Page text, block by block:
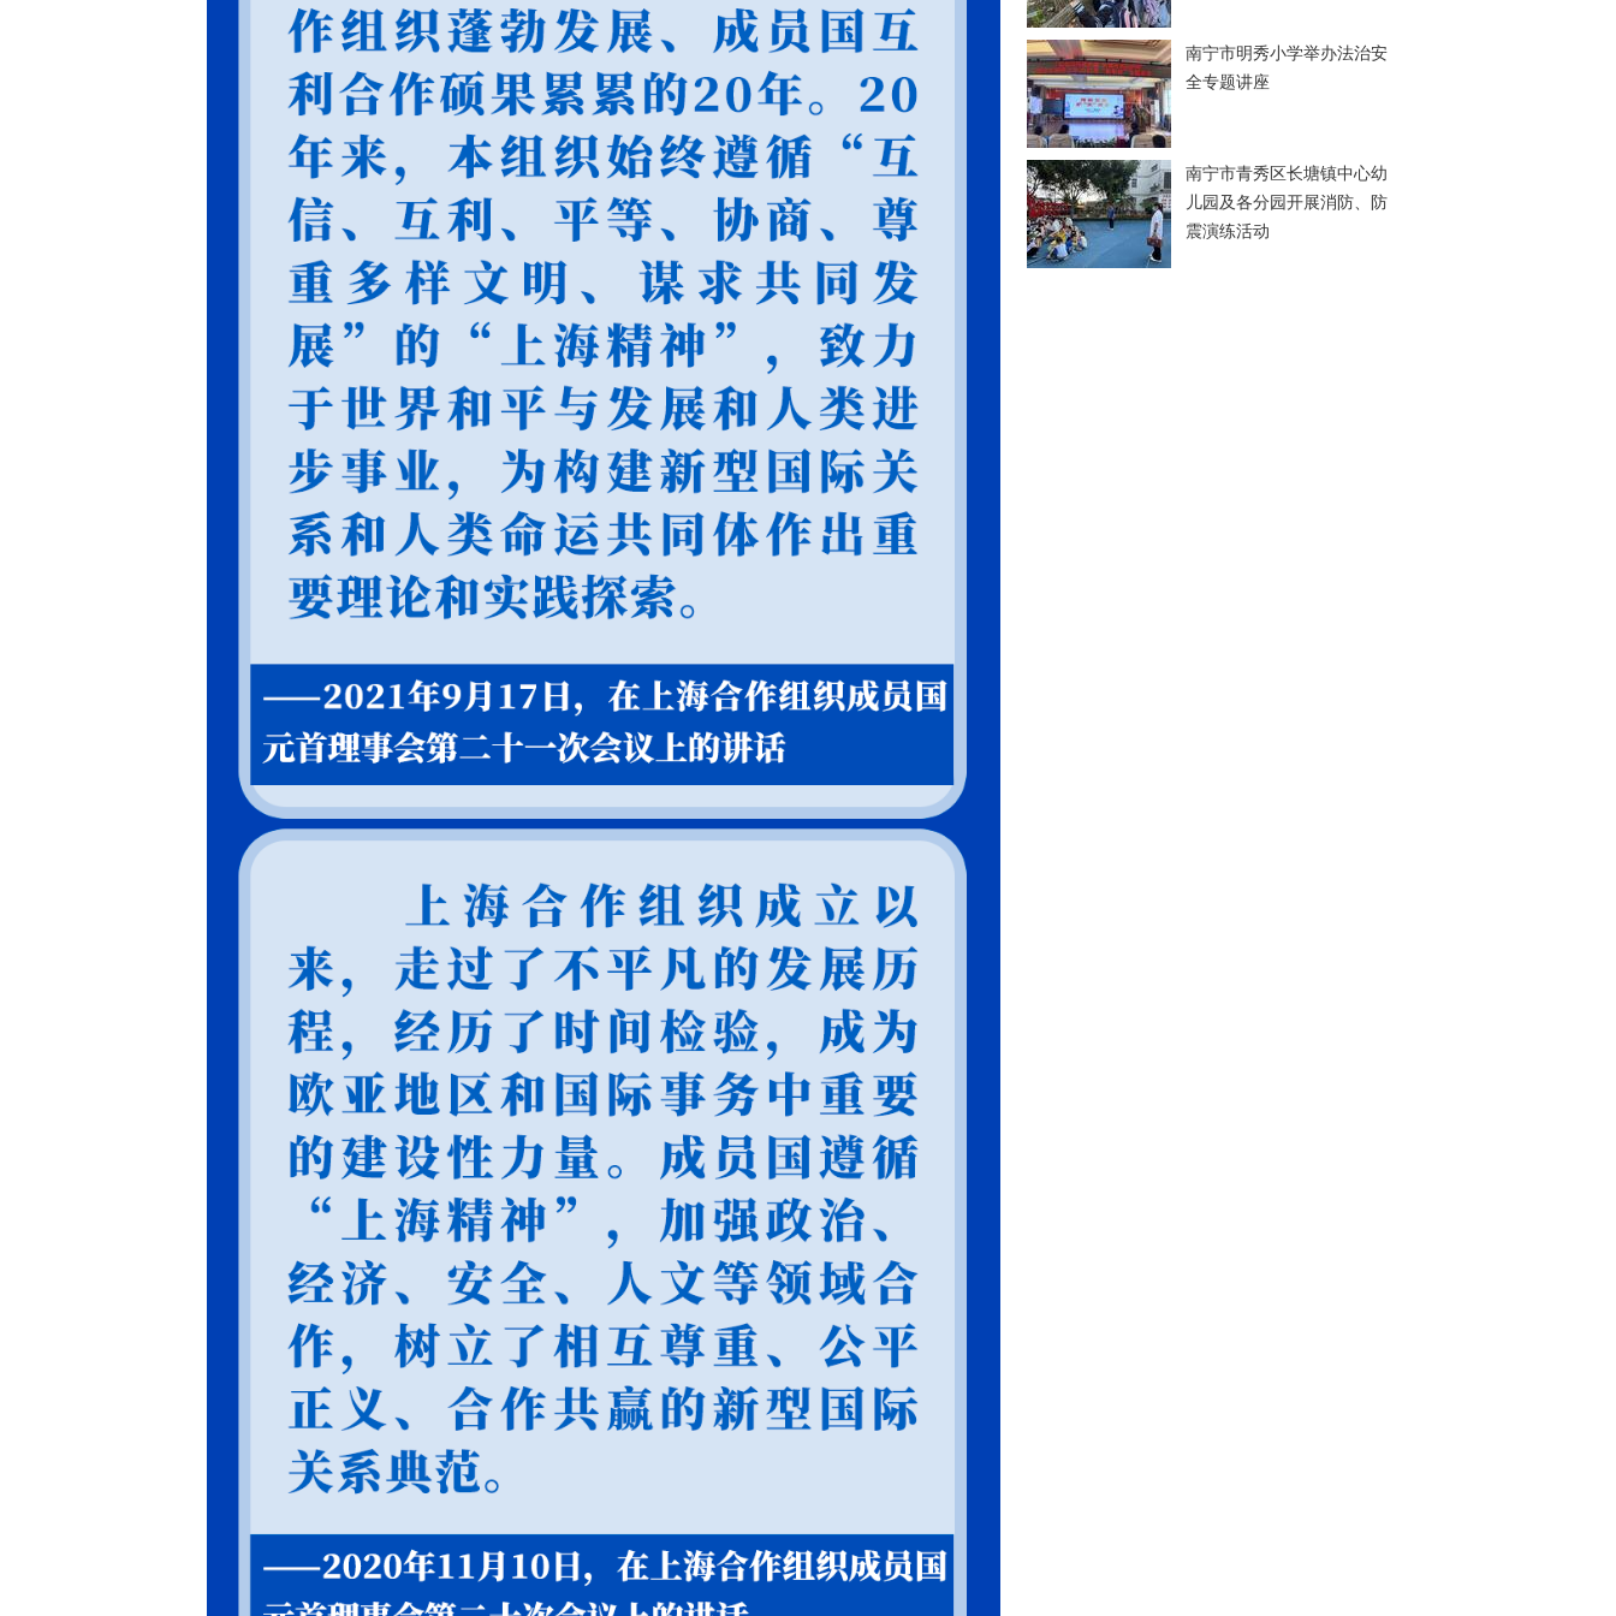
南宁市明秀小学举办法治安
全专题讲座
南宁市青秀区长塘镇中心幼
儿园及各分园开展消防、防
震演练活动